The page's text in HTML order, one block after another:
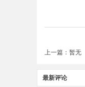
上一篇：暂无
最新评论